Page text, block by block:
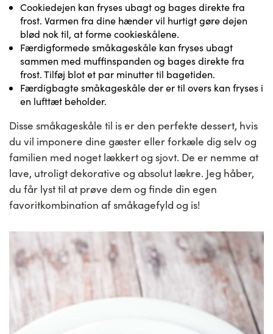
Cookiedejen kan fryses ubagt og bages direkte fra
frost. Varmen fra dine hænder vil hurtigt gøre dejen
blød nok til, at forme cookieskålene.
Færdigformede småkageskåle kan fryses ubagt
sammen med muffinspanden og bages direkte fra
frost. Tilføj blot et par minutter til bagetiden.
Færdigbagte småkageskåle der er til overs kan fryses i
en lufttæt beholder.
Disse småkageskåle til is er den perfekte dessert, hvis
du vil imponere dine gæster eller forkæle dig selv og
familien med noget lækkert og sjovt. De er nemme at
lave, utroligt dekorative og absolut lækre. Jeg håber,
du får lyst til at prøve dem og finde din egen
favoritkombination af småkagefyld og is!